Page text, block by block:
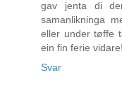
gav jenta di
samanlikninga
eller under tøffe
ein fin ferie vidare!
Svar